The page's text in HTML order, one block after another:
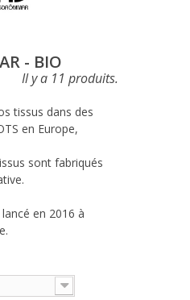
- BIO
Il y a 11 produits.
tissus dans des
en Europe,
sont fabriqués
en 2016 à